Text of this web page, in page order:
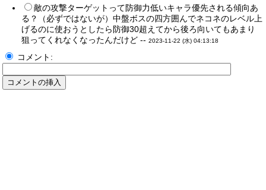
敵の攻撃ターゲットって防御力低いキャラ優先される傾向あ
る？（必ずではないが）中盤ボスの四方囲んでネコネのレベル上
げるのに使おうとしたら防御30超えてから後ろ向いてもあまり
狙ってくれなくなったんだけど --2023-11-22 (水) 04:13:18
コメント: